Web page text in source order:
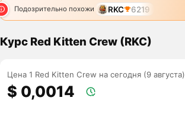
Подозрительно похожи RKC 6219
Курс Red Kitten Crew (RKC)
Цена 1 Red Kitten Crew на сегодня (9 августа)
$ 0,0014